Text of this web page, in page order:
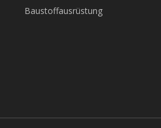
Baustoffausrüstung